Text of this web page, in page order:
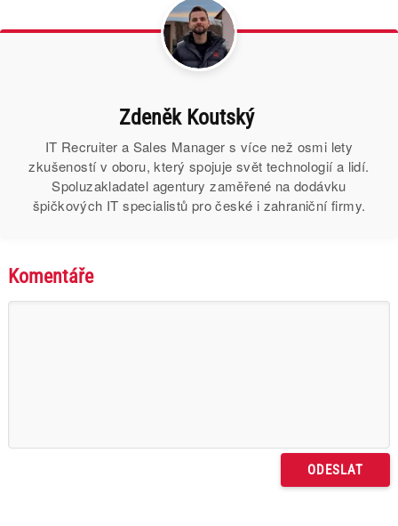
Zdeněk Koutský
IT Recruiter a Sales Manager s více než osmi lety
zkušeností v oboru, který spojuje svět technologií a lidí.
Spoluzakladatel agentury zaměřené na dodávku
špičkových IT specialistů pro české i zahraniční firmy.
Komentáře